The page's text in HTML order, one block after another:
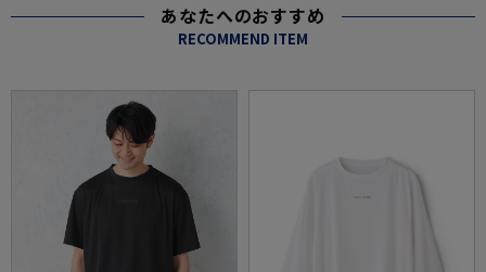
あなたへのおすすめ
RECOMMEND ITEM